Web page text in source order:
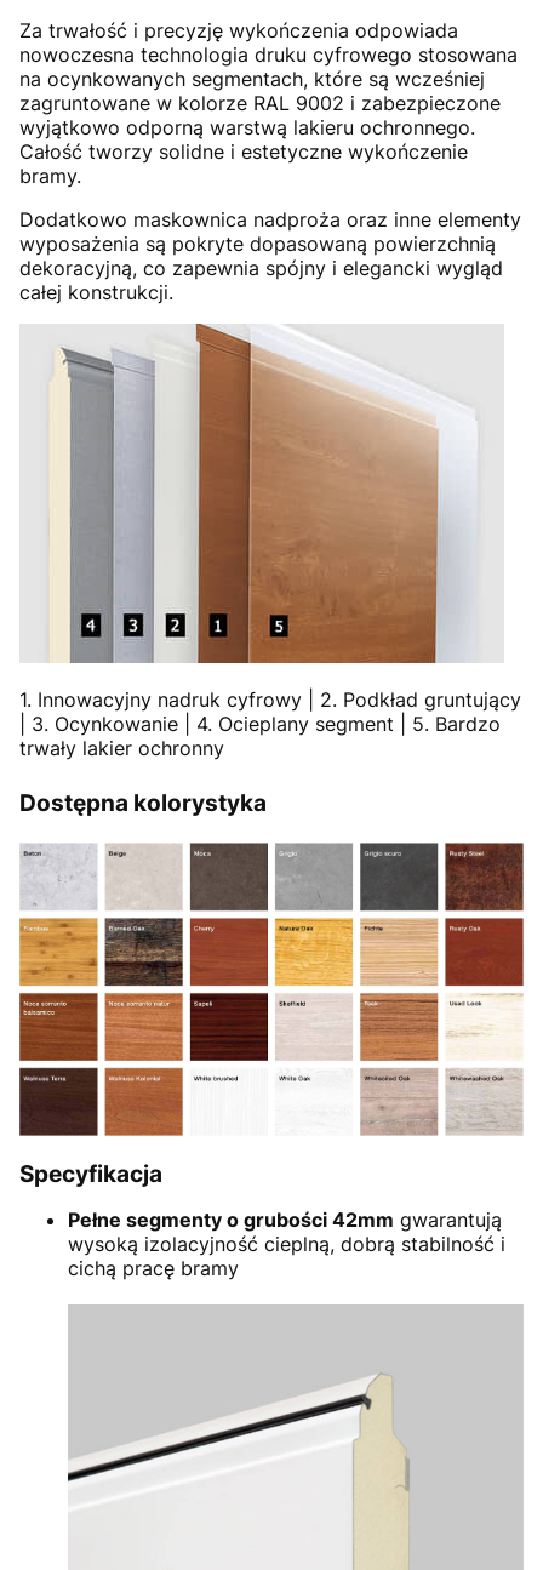
Za trwałość i precyzję wykończenia odpowiada
nowoczesna technologia druku cyfrowego stosowana
na ocynkowanych segmentach, które są wcześniej
zagruntowane w kolorze RAL 9002 i zabezpieczone
wyjątkowo odporną warstwą lakieru ochronnego.
Całość tworzy solidne i estetyczne wykończenie
bramy.
Dodatkowo maskownica nadproża oraz inne elementy
wyposażenia są pokryte dopasowaną powierzchnią
dekoracyjną, co zapewnia spójny i elegancki wygląd
całej konstrukcji.
1. Innowacyjny nadruk cyfrowy | 2. Podkład gruntujący
| 3. Ocynkowanie | 4. Ocieplany segment | 5. Bardzo
trwały lakier ochronny
Dostępna kolorystyka
Specyfikacja
Pełne segmenty o grubości 42mm gwarantują
wysoką izolacyjność cieplną, dobrą stabilność i
cichą pracę bramy